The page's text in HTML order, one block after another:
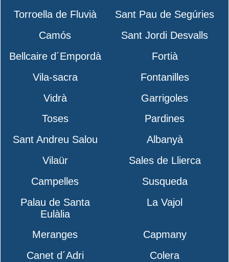
Torroella de Fluvià
Sant Pau de Segúries
Camós
Sant Jordi Desvalls
Bellcaire d´Empordà
Fortià
Vila-sacra
Fontanilles
Vidrà
Garrigoles
Toses
Pardines
Sant Andreu Salou
Albanyà
Vilaür
Sales de Llierca
Campelles
Susqueda
Palau de Santa
Eulàlia
La Vajol
Meranges
Capmany
Canet d´Adri
Colera